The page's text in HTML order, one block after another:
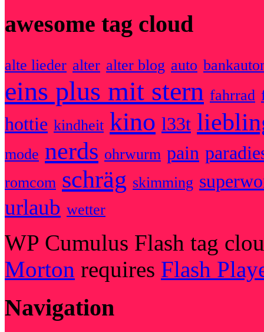
awesome tag cloud
alte lieder alter alter blog auto
eins plus mit stern fahrrad
hottie kindheit kino l33t
mode nerds ohrwurm pain
romcom schräg skimming
urlaub wetter
WP Cumulus Flash tag
Morton requires Flash
Navigation